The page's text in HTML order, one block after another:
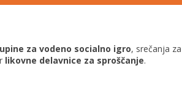
za vodeno socialno igro, srečanja
likovne delavnice za sproščanje.